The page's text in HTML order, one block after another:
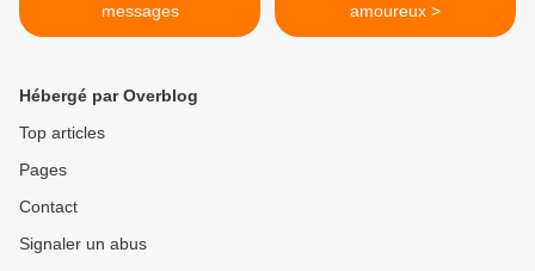
messages
amoureux >
Hébergé par Overblog
Top articles
Pages
Contact
Signaler un abus